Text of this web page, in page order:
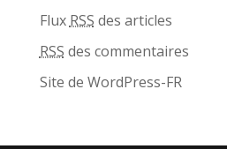
Flux RSS des articles
RSS des commentaires
Site de WordPress-FR